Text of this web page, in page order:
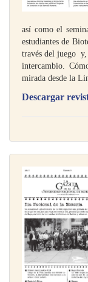
así como el
estudiantes de
través del juego y,
intercambio.
mirada desde la
Descargar